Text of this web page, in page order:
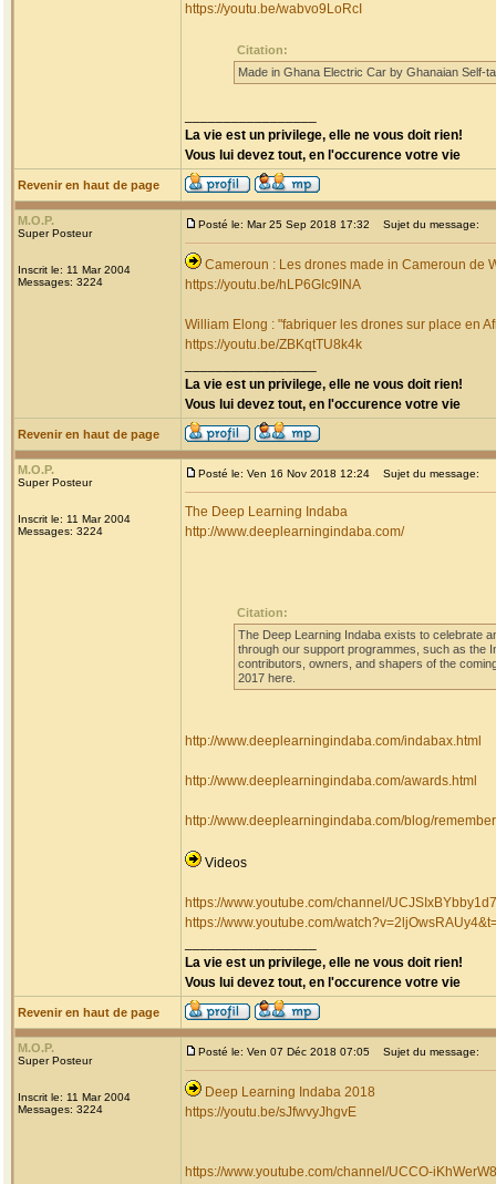
https://youtu.be/wabvo9LoRcI
Citation:
Made in Ghana Electric Car by Ghanaian Self-
La vie est un privilege, elle ne vous doit rien!
Vous lui devez tout, en l'occurence votre vie
Revenir en haut de page
M.O.P.
Super Posteur
Inscrit le: 11 Mar 2004
Messages: 3224
Posté le: Mar 25 Sep 2018 17:32 Sujet du message:
Cameroun : Les drones made in Cameroun de
https://youtu.be/hLP6GIc9INA
William Elong : "fabriquer les drones sur place en
https://youtu.be/ZBKqtTU8k4k
La vie est un privilege, elle ne vous doit rien!
Vous lui devez tout, en l'occurence votre vie
Revenir en haut de page
M.O.P.
Super Posteur
Inscrit le: 11 Mar 2004
Messages: 3224
Posté le: Ven 16 Nov 2018 12:24 Sujet du message:
The Deep Learning Indaba
http://www.deeplearningindaba.com/
Citation:
The Deep Learning Indaba exists to celebrate
through our support programmes, such as the
contributors, owners, and shapers of the
2017 here.
http://www.deeplearningindaba.com/indabax.html
http://www.deeplearningindaba.com/awards.html
http://www.deeplearningindaba.com/blog/
Videos
https://www.youtube.com/channel/
https://www.youtube.com/
La vie est un privilege, elle ne vous doit rien!
Vous lui devez tout, en l'occurence votre vie
Revenir en haut de page
M.O.P.
Super Posteur
Inscrit le: 11 Mar 2004
Messages: 3224
Posté le: Ven 07 Déc 2018 07:05 Sujet du message:
Deep Learning Indaba 2018
https://youtu.be/sJfwvyJhgvE
https://www.youtube.com/channel/UCCO-